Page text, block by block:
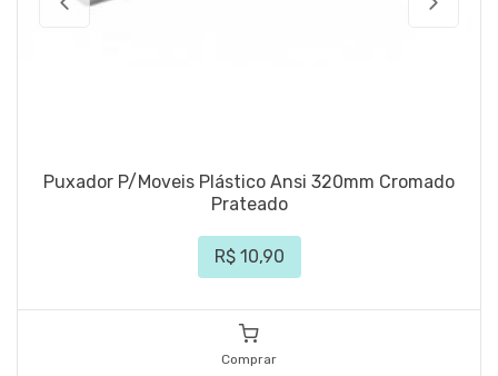
Puxador P/Moveis Plástico Ansi 320mm Cromado
Prateado
R$ 10,90
Comprar